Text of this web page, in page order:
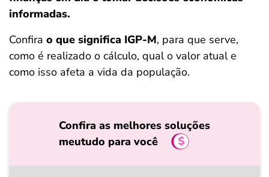
informadas.
Confira o que significa IGP-M, para que serve,
como é realizado o cálculo, qual o valor atual e
como isso afeta a vida da população.
Confira as melhores soluções
meutudo para você